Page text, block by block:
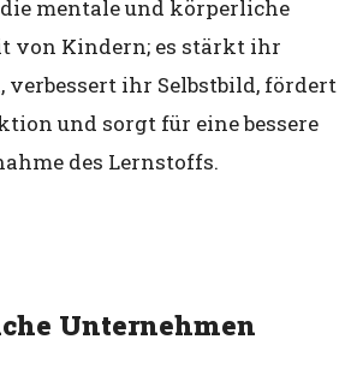
mentale und körperliche
von Kindern; es stärkt ihr
verbessert ihr Selbstbild, fördert
und sorgt für eine bessere
des Lernstoffs.
Unternehmen